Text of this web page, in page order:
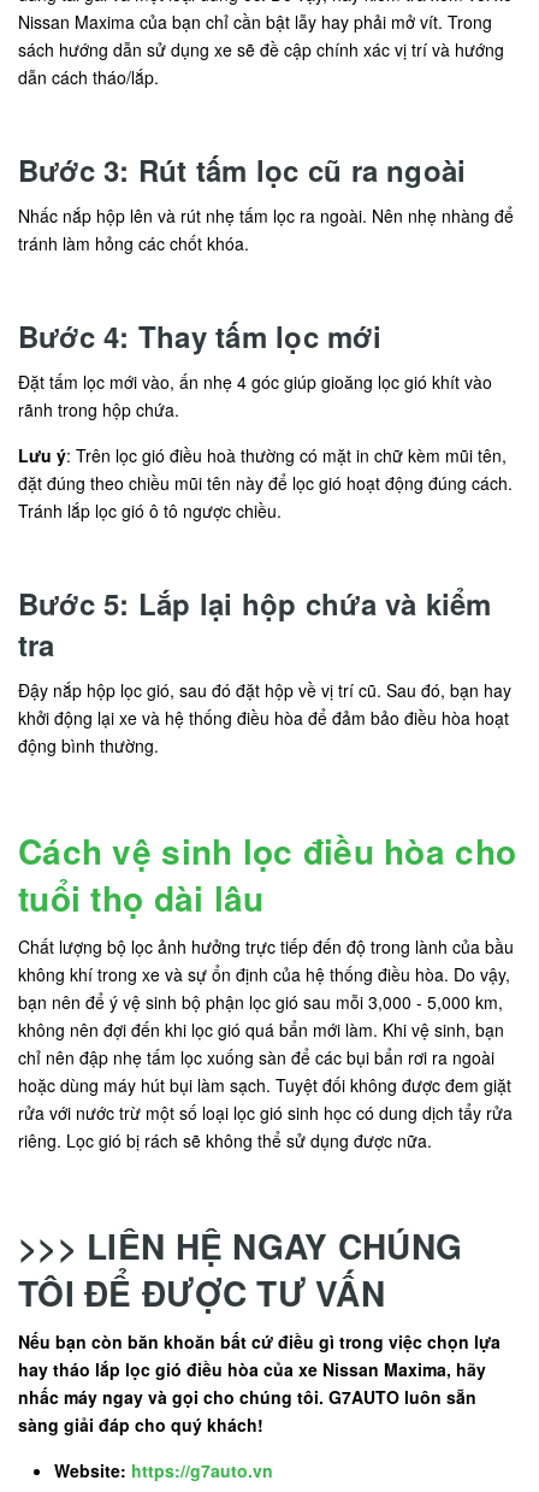
Nissan Maxima của bạn chỉ cần bật lẫy hay phải mở vít. Trong
sách hướng dẫn sử dụng xe sẽ đề cập chính xác vị trí và hướng
dẫn cách tháo/lắp.
Bước 3: Rút tấm lọc cũ ra ngoài
Nhấc nắp hộp lên và rút nhẹ tấm lọc ra ngoài. Nên nhẹ nhàng để
tránh làm hỏng các chốt khóa.
Bước 4: Thay tấm lọc mới
Đặt tấm lọc mới vào, ấn nhẹ 4 góc giúp gioăng lọc gió khít vào
rãnh trong hộp chứa.
Lưu ý: Trên lọc gió điều hoà thường có mặt in chữ kèm mũi tên,
đặt đúng theo chiều mũi tên này để lọc gió hoạt động đúng cách.
Tránh lắp lọc gió ô tô ngược chiều.
Bước 5: Lắp lại hộp chứa và kiểm
tra
Đậy nắp hộp lọc gió, sau đó đặt hộp về vị trí cũ. Sau đó, bạn hay
khởi động lại xe và hệ thống điều hòa để đảm bảo điều hòa hoạt
động bình thường.
Cách vệ sinh lọc điều hòa cho
tuổi thọ dài lâu
Chất lượng bộ lọc ảnh hưởng trực tiếp đến độ trong lành của bầu
không khí trong xe và sự ổn định của hệ thống điều hòa. Do vậy,
bạn nên để ý vệ sinh bộ phận lọc gió sau mỗi 3,000 - 5,000 km,
không nên đợi đến khi lọc gió quá bẩn mới làm. Khi vệ sinh, bạn
chỉ nên đập nhẹ tấm lọc xuống sàn để các bụi bẩn rơi ra ngoài
hoặc dùng máy hút bụi làm sạch. Tuyệt đối không được đem giặt
rửa với nước trừ một số loại lọc gió sinh học có dung dịch tẩy rửa
riêng. Lọc gió bị rách sẽ không thể sử dụng được nữa.
>>> LIÊN HỆ NGAY CHÚNG
TÔI ĐỂ ĐƯỢC TƯ VẤN
Nếu bạn còn băn khoăn bất cứ điều gì trong việc chọn lựa
hay tháo lắp lọc gió điều hòa của xe Nissan Maxima, hãy
nhấc máy ngay và gọi cho chúng tôi. G7AUTO luôn sẵn
sàng giải đáp cho quý khách!
Website: https://g7auto.vn